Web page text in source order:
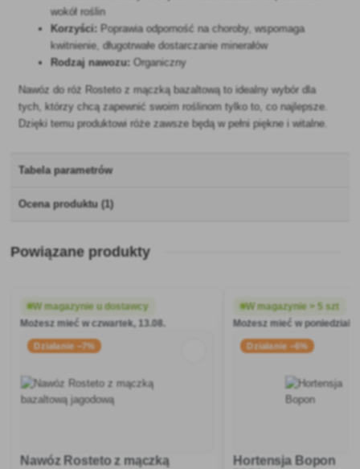
wokół roślin
Korzyści: Poprawia odporność na choroby, wspomaga
kwitnienie, długotrwałe dostarczanie minerałów
Rodzaj nawozu: Organiczny
Nawóz do róż Rosteto z mączką bazaltową to idealny wybór dla
tych, którzy chcą zapewnić swoim roślinom tylko to, co najlepsze.
Dzięki temu produktowi róże zawsze będą w pełni piękne i witalne.
Tabela parametrów
Ocena produktu (1)
Powiązane produkty
W magazynie u dostawcy
Możesz mieć w czwartek, 13.08.
Działanie −7%
Nawóz Rosteto z mączką
W magazynie > 5 szt
Możesz mieć w
Działanie −6%
Hortensja Bopon